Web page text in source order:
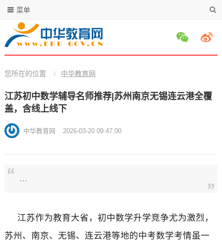
菜单
您所在的位置 中华教育网
江苏初中数学辅导名师推荐|苏州南京无锡连云港全覆
盖，含线上线下
中华教育网 2026-03-20 09:47:00
…
江苏作为教育大省，初中数学升学竞争尤为激烈，
苏州、南京、无锡、连云港等地的中考数学考情虽一